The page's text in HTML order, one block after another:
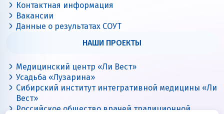
Контактная информация
Вакансии
Данные о результатах СОУТ
НАШИ ПРОЕКТЫ
Медицинский центр «Ли Вест»
Усадьба «Лузарина»
Сибирский институт интегративной медицины «Ли
Вест»
Российское общество врачей традиционной